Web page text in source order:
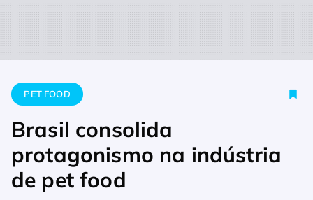
Home Pet Food Brasil consolida protagonismo na indústria
PET FOOD
Brasil consolida
protagonismo na indústria
de pet food